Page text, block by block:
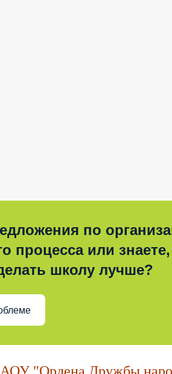
по
процесса или знаете,
школу лучше?